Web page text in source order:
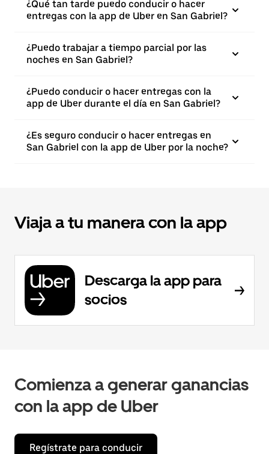
¿Qué tan tarde puedo conducir o hacer
entregas con la app de Uber en San Gabriel?
¿Puedo trabajar a tiempo parcial por las
noches en San Gabriel?
¿Puedo conducir o hacer entregas con la
app de Uber durante el día en San Gabriel?
¿Es seguro conducir o hacer entregas en
San Gabriel con la app de Uber por la noche?
Viaja a tu manera con la app
Descarga la app para
socios
Comienza a generar ganancias
con la app de Uber
Regístrate para conducir